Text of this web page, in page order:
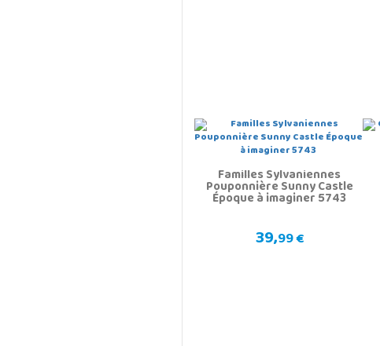
Familles Sylvaniennes
Pouponnière Sunny Castle
Époque à imaginer 5743
39,99 €